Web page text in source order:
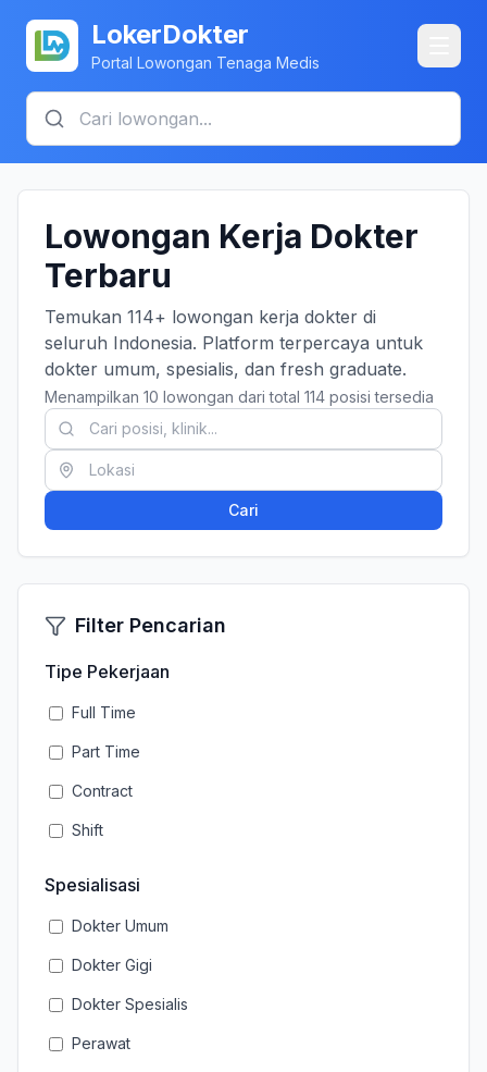
LokerDokter
Portal Lowongan Tenaga Medis
Lowongan Kerja Dokter
Terbaru
Temukan 114+ lowongan kerja dokter di
seluruh Indonesia. Platform terpercaya untuk
dokter umum, spesialis, dan fresh graduate.
Menampilkan 10 lowongan dari total 114 posisi tersedia
Cari
Filter Pencarian
Tipe Pekerjaan
Full Time
Part Time
Contract
Shift
Spesialisasi
Dokter Umum
Dokter Gigi
Dokter Spesialis
Perawat